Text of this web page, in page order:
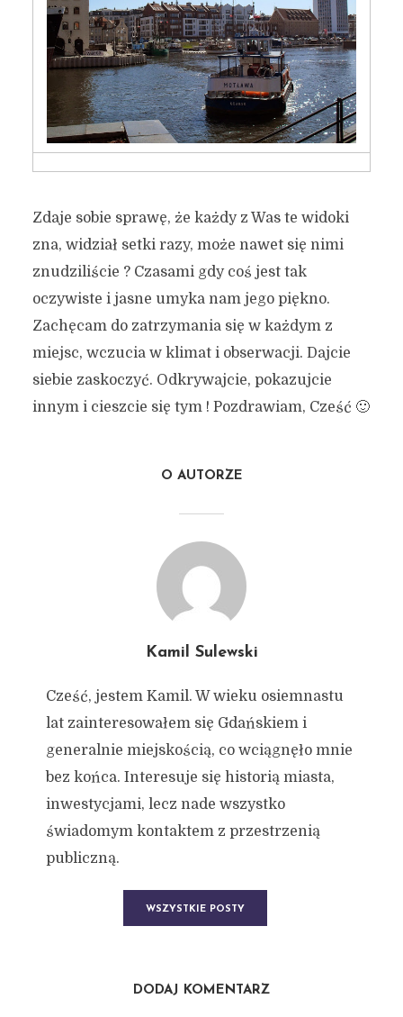
Zdaje sobie sprawę, że każdy z Was te widoki
zna, widział setki razy, może nawet się nimi
znudziliście ? Czasami gdy coś jest tak
oczywiste i jasne umyka nam jego piękno.
Zachęcam do zatrzymania się w każdym z
miejsc, wczucia w klimat i obserwacji. Dajcie
siebie zaskoczyć. Odkrywajcie, pokazujcie
innym i cieszcie się tym ! Pozdrawiam, Cześć 🙂
O AUTORZE
Kamil Sulewski
Cześć, jestem Kamil. W wieku osiemnastu
lat zainteresowałem się Gdańskiem i
generalnie miejskością, co wciągnęło mnie
bez końca. Interesuje się historią miasta,
inwestycjami, lecz nade wszystko
świadomym kontaktem z przestrzenią
publiczną.
WSZYSTKIE POSTY
DODAJ KOMENTARZ